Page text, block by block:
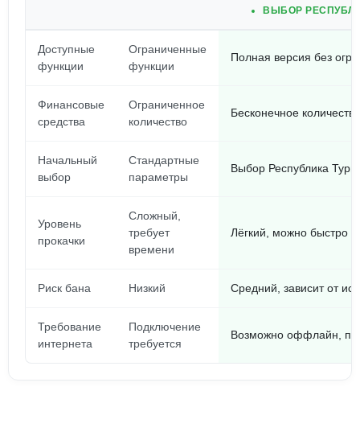
ВЫБОР
Доступные
функции
Ограниченные
функции
Полная версия без
Финансовые
средства
Ограниченное
количество
Бесконечное
Начальный
выбор
Стандартные
параметры
Выбор Республика
Уровень
прокачки
Сложный,
требует
времени
Лёгкий, можно быстро
Риск бана Низкий Средний, зависит от
Требование
интернета
Подключение
требуется
Возможно оффлайн,